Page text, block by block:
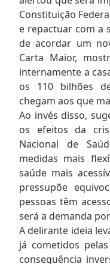
Constituição
e repactuar com a
de acordar um
Carta Maior,
internamente a
os 110 bilhões
chegam aos que
Ao invés disso,
os efeitos da
Nacional de
medidas mais
saúde mais
pressupõe
pessoas têm
será a demanda
A delirante ideia
já cometidos
consequência